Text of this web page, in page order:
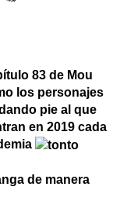
83 de Mou
los personajes
pie al que
en 2019 cada
de manera